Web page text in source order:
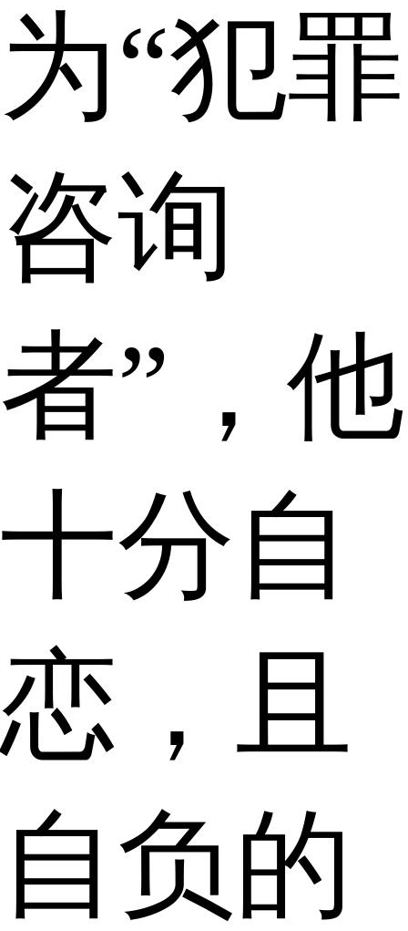
为“犯罪
咨询
者”，他
十分自
恋，且
自负的